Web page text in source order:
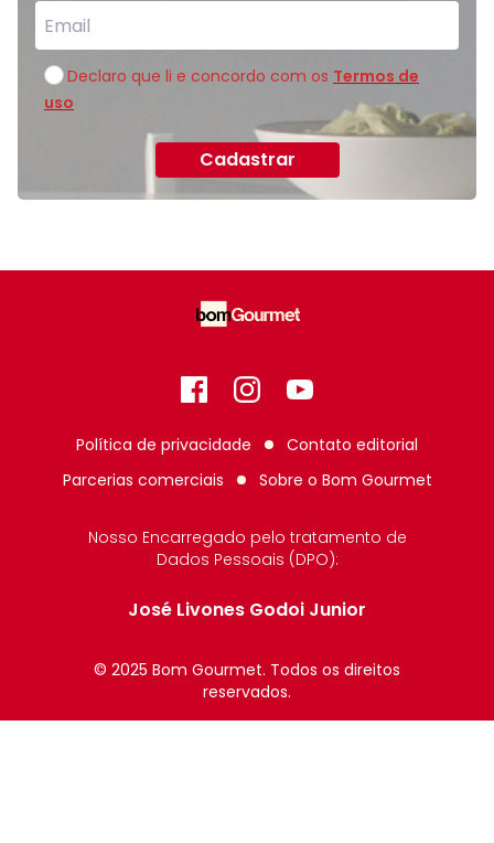
Declaro que li e concordo com os Termos de
uso
Cadastrar
FacebookInstagram
GitHub
Política de privacidade
Contato editorial
Parcerias comerciais
Sobre o Bom Gourmet
Nosso Encarregado pelo tratamento de
Dados Pessoais (DPO):
José Livones Godoi Junior
© 2025 Bom Gourmet. Todos os direitos
reservados.